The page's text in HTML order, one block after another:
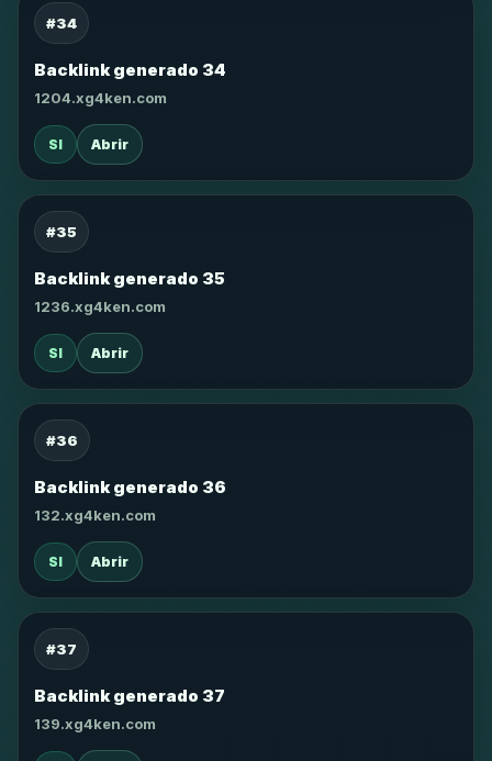
#34
Backlink generado 34
1204.xg4ken.com
SI Abrir
#35
Backlink generado 35
1236.xg4ken.com
SI Abrir
#36
Backlink generado 36
132.xg4ken.com
SI Abrir
#37
Backlink generado 37
139.xg4ken.com